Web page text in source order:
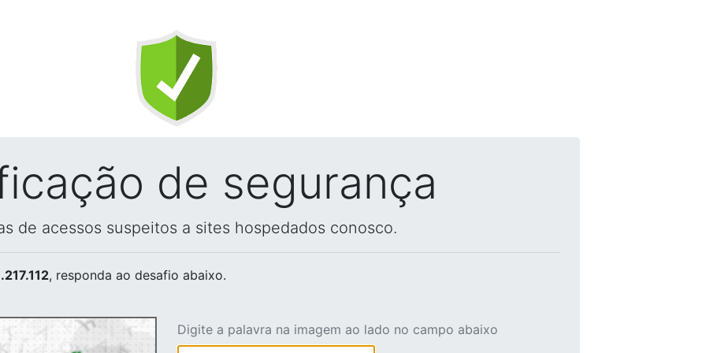
de segurança
de acessos suspeitos a sites hospedados conosco.
, responda ao desafio abaixo.
Digite a palavra na imagem ao lado no campo abaixo